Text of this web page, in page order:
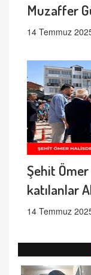
Muzaffer
14 Temmuz
Şehit
katılanlar
14 Temmuz